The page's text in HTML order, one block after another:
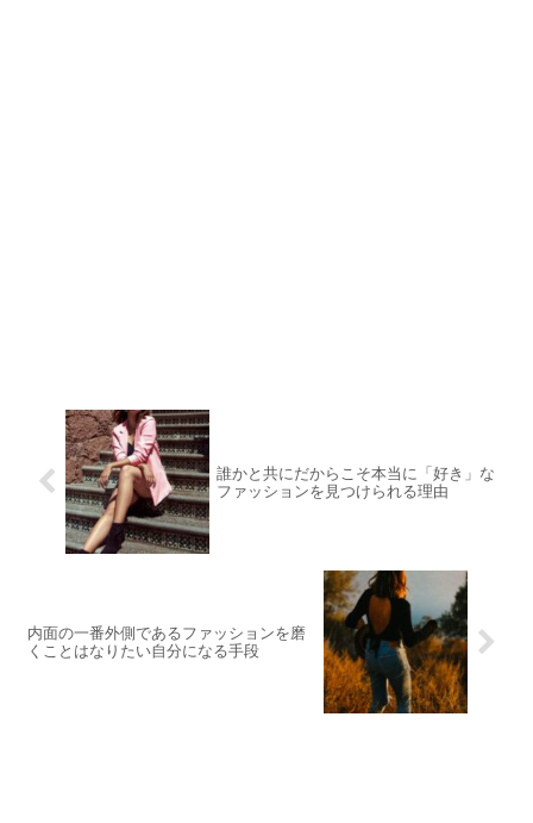
誰かと共にだからこそ本当に「好き」な
ファッションを見つけられる理由
内面の一番外側であるファッションを磨
くことはなりたい自分になる手段